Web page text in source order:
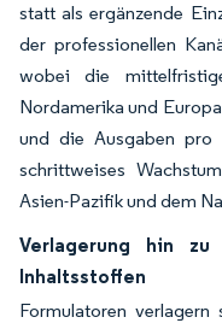
statt als ergänzende
der professionellen
wobei die
Nordamerika und
und die Ausgaben pro
schrittweises
Asien-Pazifik und dem
Verlagerung hin
Inhaltsstoffen
Formulatoren